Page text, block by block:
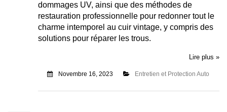
dommages UV, ainsi que des méthodes de
restauration professionnelle pour redonner tout le
charme intemporel au cuir vintage, y compris des
solutions pour réparer les trous.
Lire plus »
Novembre 16, 2023 Entretien et Protection Auto